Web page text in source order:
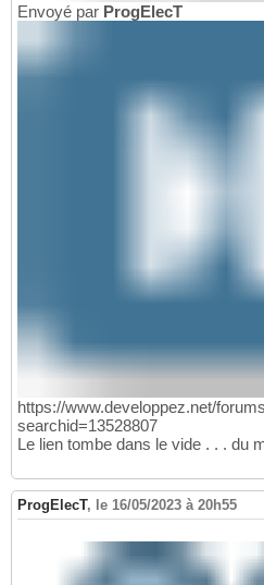
Envoyé par ProgElecT
https://www.developpez.net/
searchid=13528807
Le lien tombe dans le vide . . . du
ProgElecT, le 16/05/2023 à 20h55